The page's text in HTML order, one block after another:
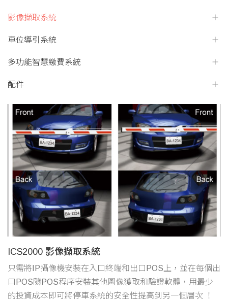
ICS2000 影像擷取系統
只需將IP攝像機安裝在入口終端和出口POS上，並在每個出
口POS隨POS程序安裝其他圖像獲取和驗證軟體，用最少
的投資成本即可將停車系統的安全性提高到另一個層次 ！
影像擷取系統
車位導引系統
多功能智慧繳費系統
配件